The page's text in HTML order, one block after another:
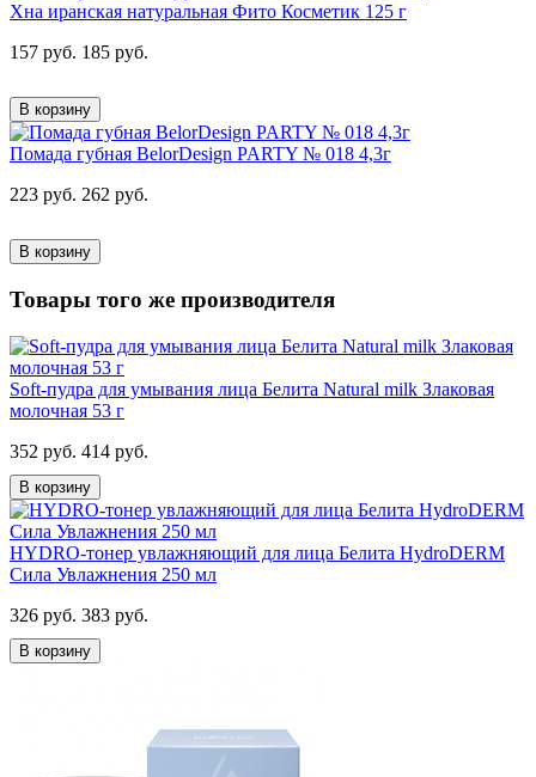
Хна иранская натуральная Фито Косметик 125 г
157 руб. 185 руб.
В корзину
Помада губная BelorDesign PARTY № 018 4,3г
223 руб. 262 руб.
В корзину
Товары того же производителя
Soft-пудра для умывания лица Белита Natural milk Злаковая
молочная 53 г
352 руб. 414 руб.
В корзину
HYDRO-тонер увлажняющий для лица Белита HydroDERM
Сила Увлажнения 250 мл
326 руб. 383 руб.
В корзину